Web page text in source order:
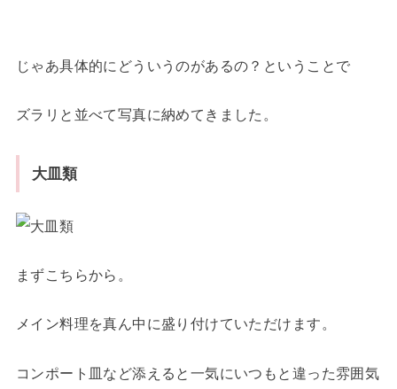
じゃあ具体的にどういうのがあるの？ということで
ズラリと並べて写真に納めてきました。
大皿類
まずこちらから。
メイン料理を真ん中に盛り付けていただけます。
コンポート皿など添えると一気にいつもと違った雰囲気